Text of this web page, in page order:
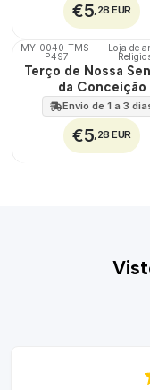
€5,28 EUR
🇵🇹
100%
MY-0040-TMS-
P497
Loja de
Terço de Nossa
da Conceição
Envio de 1 a 3
€5,28 EUR